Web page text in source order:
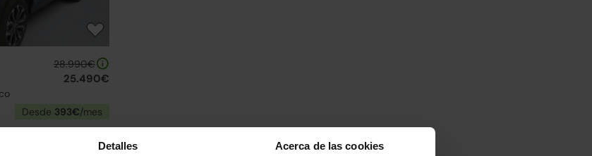
Detalles Acerca de las cookies
28.990€
25.490€
Desde 393€/mes
de Toyota Yaris Cross